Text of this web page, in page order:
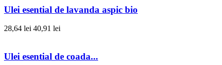
Ulei esential de lavanda aspic bio
28,64 lei 40,91 lei
Ulei esential de coada...